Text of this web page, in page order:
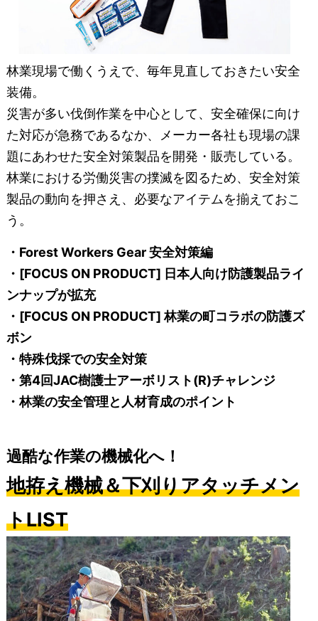
林業現場で働くうえで、毎年見直しておきたい安全
装備。
災害が多い伐倒作業を中心として、安全確保に向け
た対応が急務であるなか、メーカー各社も現場の課
題にあわせた安全対策製品を開発・販売している。
林業における労働災害の撲滅を図るため、安全対策
製品の動向を押さえ、必要なアイテムを揃えておこ
う。
・Forest Workers Gear 安全対策編
・[FOCUS ON PRODUCT] 日本人向け防護製品ライ
ンナップが拡充
・[FOCUS ON PRODUCT] 林業の町コラボの防護ズ
ボン
・特殊伐採での安全対策
・第4回JAC樹護士アーボリスト(R)チャレンジ
・林業の安全管理と人材育成のポイント
過酷な作業の機械化へ！
地拵え機械＆下刈りアタッチメン
トLIST